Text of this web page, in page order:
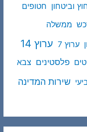
וביטחון חטופים
ממשלה
ערוץ 7 ערוץ 14
פלסטינים צבא
שירות המדינה